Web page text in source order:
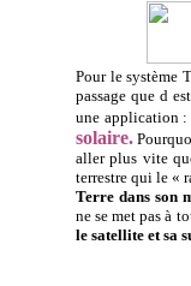
Pour le système
passage que d
une application
solaire.
aller plus vite
terrestre qui le «
Terre dans son
ne se met pas à
le satellite et sa